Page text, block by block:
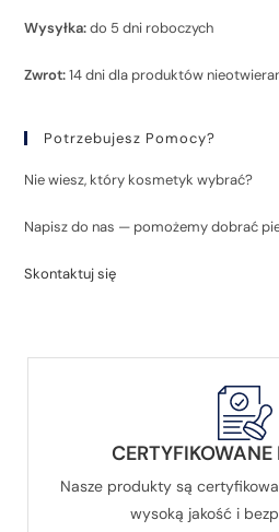
Wysyłka:do 5 dni roboczych
Zwrot:14 dni dla produktów
Potrzebujesz Pomocy?
Nie wiesz, który kosmetyk wybrać?
Napisz do nas — pomożemy dobrać
Skontaktuj się
CERTYFIKOWANE
Nasze produkty są
wysoką jakość i